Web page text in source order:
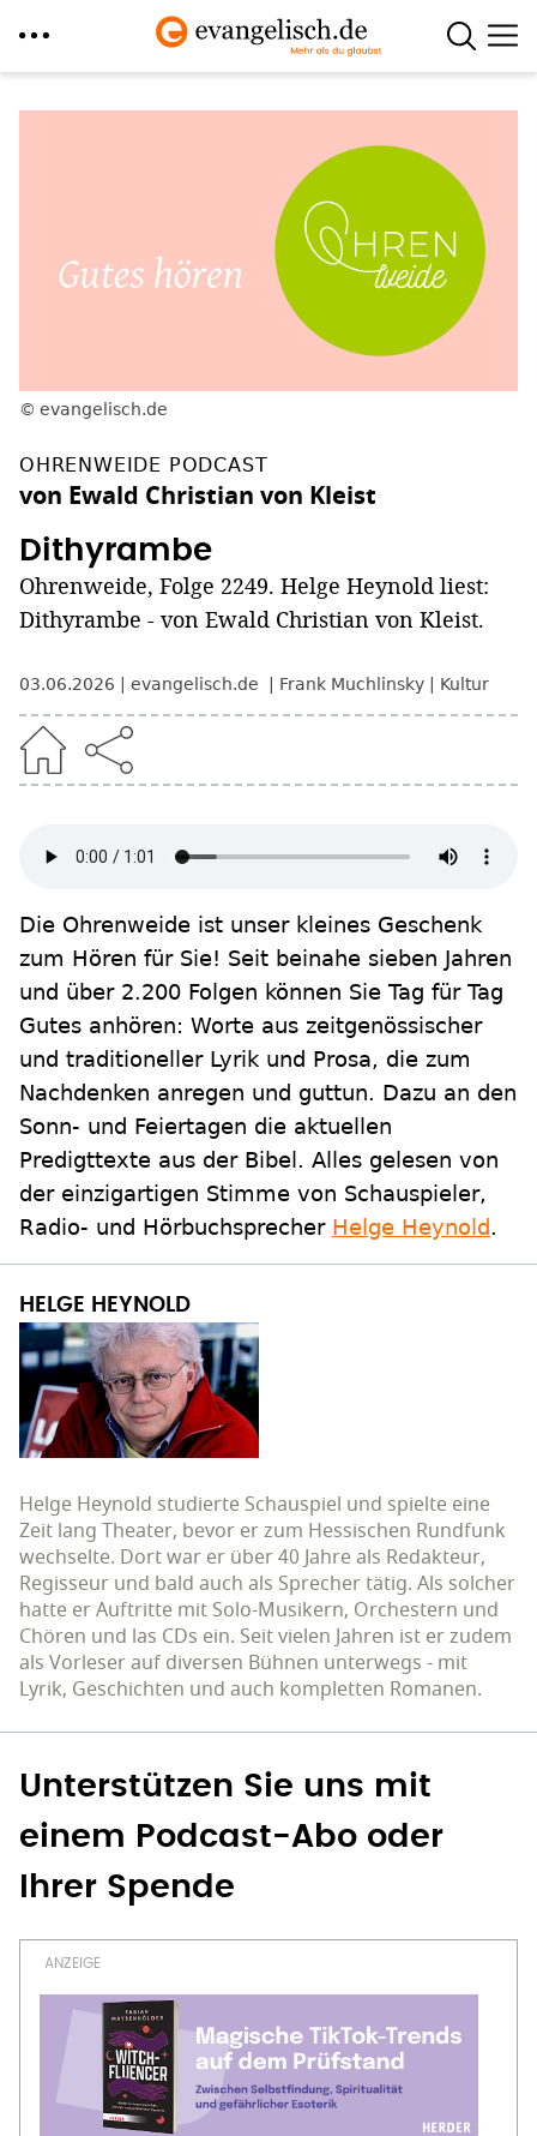
evangelisch.de
OHRENWEIDE PODCAST
von Ewald Christian von Kleist
Dithyrambe
Ohrenweide, Folge 2249. Helge Heynold liest:
Dithyrambe - von Ewald Christian von Kleist.
03.06.2026 evangelisch.de Frank Muchlinsky Kultur
Die Ohrenweide ist unser kleines Geschenk
zum Hören für Sie! Seit beinahe sieben Jahren
und über 2.200 Folgen können Sie Tag für Tag
Gutes anhören: Worte aus zeitgenössischer
und traditioneller Lyrik und Prosa, die zum
Nachdenken anregen und guttun. Dazu an den
Sonn- und Feiertagen die aktuellen
Predigttexte aus der Bibel. Alles gelesen von
der einzigartigen Stimme von Schauspieler,
Radio- und Hörbuchsprecher Helge Heynold.
HELGE HEYNOLD
Helge Heynold studierte Schauspiel und spielte eine
Zeit lang Theater, bevor er zum Hessischen Rundfunk
wechselte. Dort war er über 40 Jahre als Redakteur,
Regisseur und bald auch als Sprecher tätig. Als solcher
hatte er Auftritte mit Solo-Musikern, Orchestern und
Chören und las CDs ein. Seit vielen Jahren ist er zudem
als Vorleser auf diversen Bühnen unterwegs - mit
Lyrik, Geschichten und auch kompletten Romanen.
Unterstützen Sie uns mit
einem Podcast-Abo oder
Ihrer Spende